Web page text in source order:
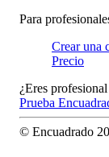
Para
Crear una
Precio
¿Eres
Prueba
© Encuadrado